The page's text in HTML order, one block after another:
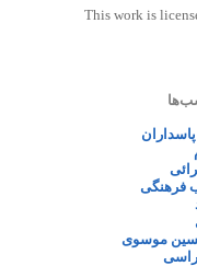
This work is
فرهنگی
موسوی